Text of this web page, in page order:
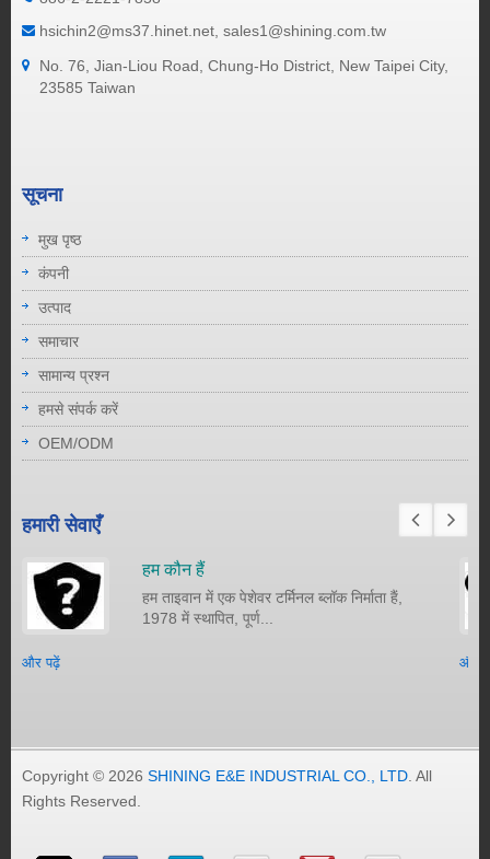
hsichin2@ms37.hinet.net, sales1@shining.com.tw
No. 76, Jian-Liou Road, Chung-Ho District, New Taipei City,
23585 Taiwan
सूचना
मुख पृष्ठ
कंपनी
उत्पाद
समाचार
सामान्य प्रश्न
हमसे संपर्क करें
OEM/ODM
हमारी सेवाएँ
हम कौन हैं
हम ताइवान में एक पेशेवर टर्मिनल ब्लॉक निर्माता हैं,
1978 में स्थापित, पूर्ण...
और पढ़ें और
Copyright © 2026 SHINING E&E INDUSTRIAL CO., LTD. All
Rights Reserved.